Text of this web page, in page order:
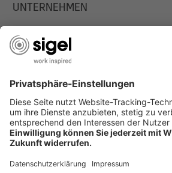
UNTERNEHMEN
JOBS
INFORMATIONEN
Deutschland